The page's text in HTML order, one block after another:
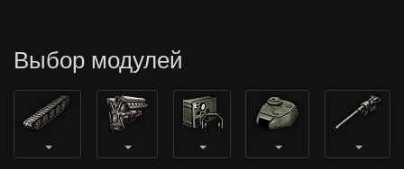
Выбор модулей